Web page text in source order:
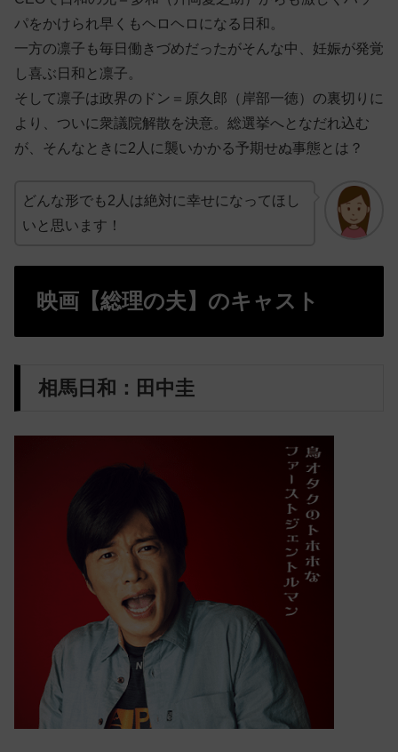
パをかけられ早くもヘロヘロになる日和。
一方の凛子も毎日働きづめだったがそんな中、妊娠が発覚
し喜ぶ日和と凛子。
そして凛子は政界のドン＝原久郎（岸部一徳）の裏切りに
より、ついに衆議院解散を決意。総選挙へとなだれ込む
が、そんなときに2人に襲いかかる予期せぬ事態とは？
どんな形でも2人は絶対に幸せになってほし
いと思います！
映画【総理の夫】のキャスト
相馬日和：田中圭